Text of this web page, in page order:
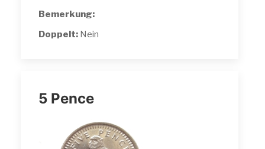
Bemerkung:
Doppelt: Nein
5 Pence